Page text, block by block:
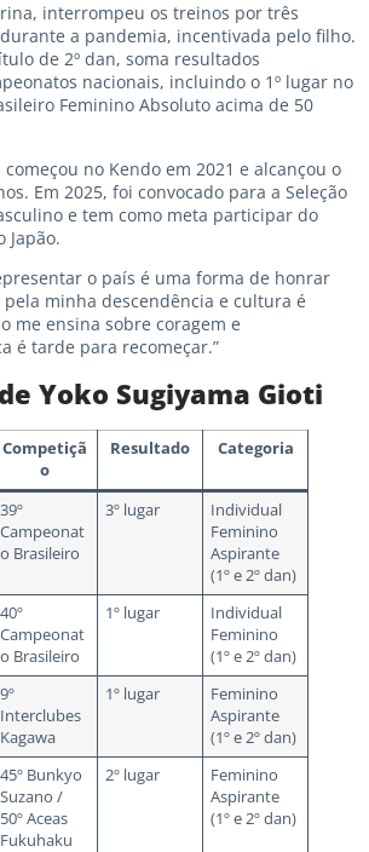
interrompeu os treinos por três
a pandemia, incentivada pelo filho.
de 2º dan, soma resultados
nacionais, incluindo o 1º lugar no
Feminino Absoluto acima de 50
no Kendo em 2021 e alcançou o
Em 2025, foi convocado para a Seleção
e tem como meta participar do
Japão.
o país é uma forma de honrar
pela minha descendência e cultura é
me ensina sobre coragem e
é tarde para recomeçar.”
Yoko Sugiyama Gioti
Competiçã
o
Resultado Categoria
39º
Campeonat
o Brasileiro
3º lugar
Individual
Feminino
Aspirante
(1º e 2º dan)
40º
Campeonat
o Brasileiro
1º lugar
Individual
Feminino
(1º e 2º dan)
9º
Interclubes
Kagawa
1º lugar
Feminino
Aspirante
(1º e 2º dan)
45º Bunkyo
Suzano /
50º Aceas
Fukuhaku
2º lugar
Feminino
Aspirante
(1º e 2º dan)